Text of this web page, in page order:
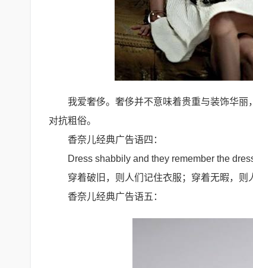
我爱奢侈。奢侈并不意味着贵重与装饰华
对抗粗俗。
香奈儿经典广告语四：
Dress shabbily and they remember the
穿着破旧，则人们记住衣服；穿着无暇，则
香奈儿经典广告语五：